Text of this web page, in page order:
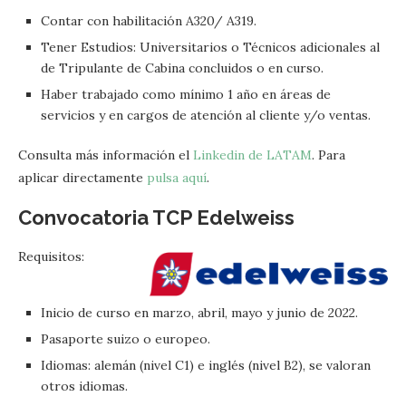
Contar con habilitación A320/ A319.
Tener Estudios: Universitarios o Técnicos adicionales al
de Tripulante de Cabina concluidos o en curso.
Haber trabajado como mínimo 1 año en áreas de
servicios y en cargos de atención al cliente y/o ventas.
Consulta más información el Linkedin de LATAM. Para
aplicar directamente pulsa aquí.
Convocatoria TCP Edelweiss
Requisitos:
Inicio de curso en marzo, abril, mayo y junio de 2022.
Pasaporte suizo o europeo.
Idiomas: alemán (nivel C1) e inglés (nivel B2), se valoran
otros idiomas.